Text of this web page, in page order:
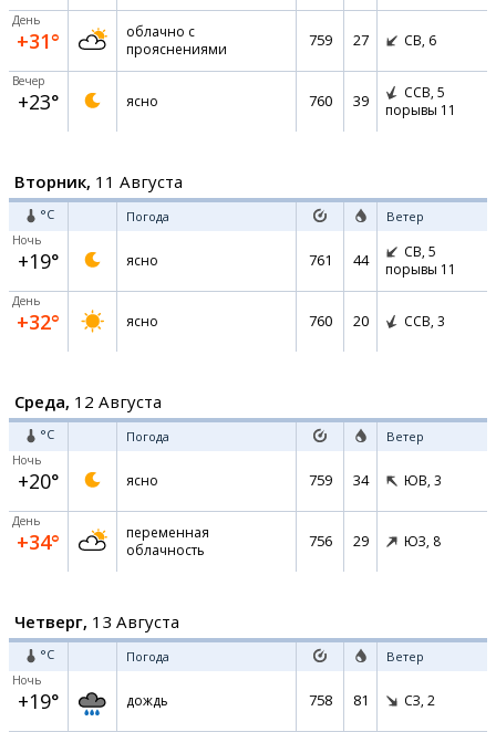
День
+31°
облачно с
прояснениями
759 27 СВ, 6
Вечер
+23° ясно 760 39 ССВ, 5
порывы 11
Вторник, 11 Августа
°C Погода Ветер
Ночь
+19° ясно 761 44 СВ, 5
порывы 11
День
+32° ясно 760 20 ССВ, 3
Среда, 12 Августа
°C Погода Ветер
Ночь
+20° ясно 759 34 ЮВ, 3
День
+34°
переменная
облачность
756 29 ЮЗ, 8
Четверг, 13 Августа
°C Погода Ветер
Ночь
+19° дождь 758 81 СЗ, 2